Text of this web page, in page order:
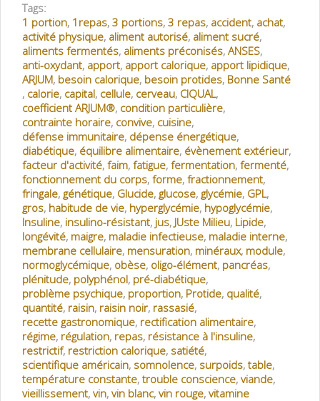
Tags:
1 portion, 1repas, 3 portions, 3 repas, accident, achat,
activité physique, aliment autorisé, aliment sucré,
aliments fermentés, aliments préconisés, ANSES,
anti-oxydant, apport, apport calorique, apport lipidique,
ARJUM, besoin calorique, besoin protides, Bonne Santé
, calorie, capital, cellule, cerveau, CIQUAL,
coefficient ARJUM®, condition particulière,
contrainte horaire, convive, cuisine,
défense immunitaire, dépense énergétique,
diabétique, équilibre alimentaire, évènement extérieur,
facteur d'activité, faim, fatigue, fermentation, fermenté,
fonctionnement du corps, forme, fractionnement,
fringale, génétique, Glucide, glucose, glycémie, GPL,
gros, habitude de vie, hyperglycémie, hypoglycémie,
Insuline, insulino-résistant, jus, JUste Milieu, Lipide,
longévité, maigre, maladie infectieuse, maladie interne,
membrane cellulaire, mensuration, minéraux, module,
normoglycémique, obèse, oligo-élément, pancréas,
plénitude, polyphénol, pré-diabétique,
problème psychique, proportion, Protide, qualité,
quantité, raisin, raisin noir, rassasié,
recette gastronomique, rectification alimentaire,
régime, régulation, repas, résistance à l'insuline,
restrictif, restriction calorique, satiété,
scientifique américain, somnolence, surpoids, table,
température constante, trouble conscience, viande,
vieillissement, vin, vin blanc, vin rouge, vitamine